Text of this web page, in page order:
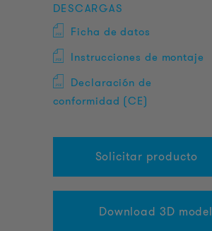
DESCARGAS
Ficha de datos
Instrucciones de montaje
Declaración de
conformidad (CE)
Solicitar producto
Download 3D model